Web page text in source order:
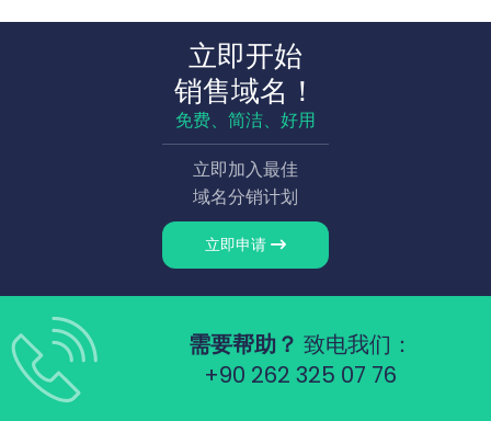
立即开始
销售域名！
免费、简洁、好用
立即加入最佳
域名分销计划
立即申请
需要帮助？ 致电我们：
+90 262 325 07 76